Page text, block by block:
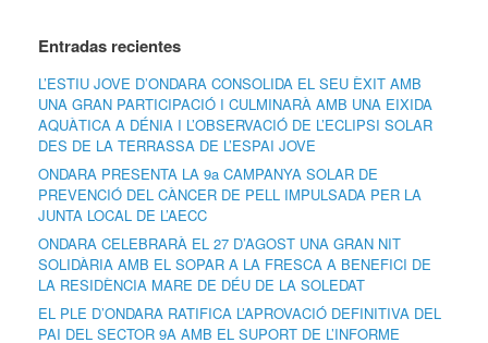
Entradas recientes
L’ESTIU JOVE D’ONDARA CONSOLIDA EL SEU ÈXIT AMB
UNA GRAN PARTICIPACIÓ I CULMINARÀ AMB UNA EIXIDA
AQUÀTICA A DÉNIA I L’OBSERVACIÓ DE L’ECLIPSI SOLAR
DES DE LA TERRASSA DE L’ESPAI JOVE
ONDARA PRESENTA LA 9a CAMPANYA SOLAR DE
PREVENCIÓ DEL CÀNCER DE PELL IMPULSADA PER LA
JUNTA LOCAL DE L’AECC
ONDARA CELEBRARÀ EL 27 D’AGOST UNA GRAN NIT
SOLIDÀRIA AMB EL SOPAR A LA FRESCA A BENEFICI DE
LA RESIDÈNCIA MARE DE DÉU DE LA SOLEDAT
EL PLE D’ONDARA RATIFICA L’APROVACIÓ DEFINITIVA DEL
PAI DEL SECTOR 9A AMB EL SUPORT DE L’INFORME